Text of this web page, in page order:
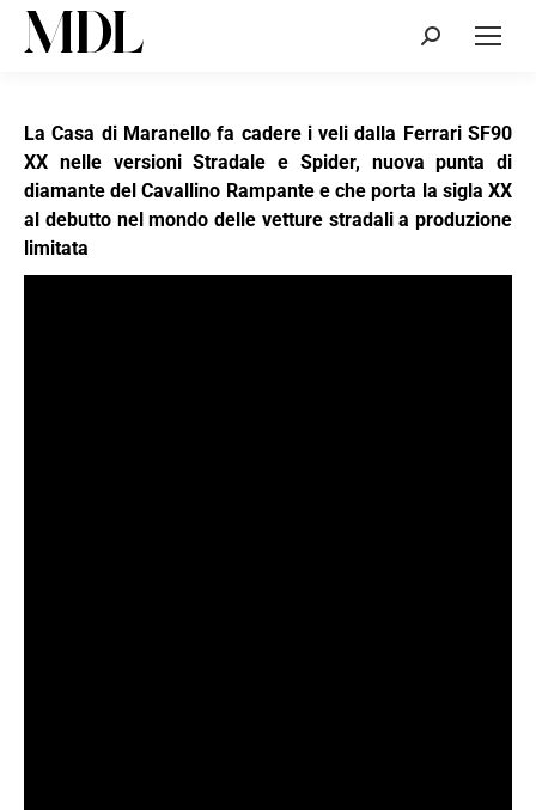
Cerca:
La Casa di Maranello fa cadere i veli dalla Ferrari SF90
XX nelle versioni Stradale e Spider, nuova punta di
diamante del Cavallino Rampante e che porta la sigla XX
al debutto nel mondo delle vetture stradali a produzione
limitata